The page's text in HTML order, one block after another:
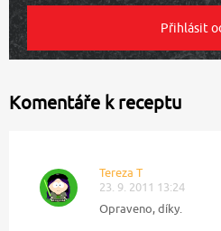
Komentáře k receptu
Tereza T
23. 9. 2011 13:24
Opraveno, díky.